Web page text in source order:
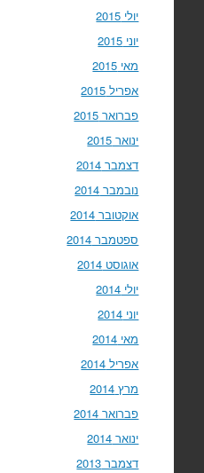
יולי 2015
יוני 2015
מאי 2015
אפריל 2015
פברואר 2015
ינואר 2015
דצמבר 2014
נובמבר 2014
אוקטובר 2014
ספטמבר 2014
אוגוסט 2014
יולי 2014
יוני 2014
מאי 2014
אפריל 2014
מרץ 2014
פברואר 2014
ינואר 2014
דצמבר 2013